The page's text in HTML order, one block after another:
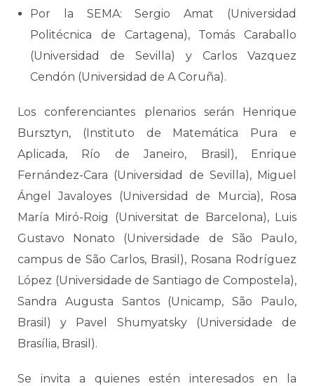
Por la SEMA: Sergio Amat (Universidad
Politécnica de Cartagena), Tomás Caraballo
(Universidad de Sevilla) y Carlos Vazquez
Cendón (Universidad de A Coruña).
Los conferenciantes plenarios serán Henrique
Bursztyn, (Instituto de Matemática Pura e
Aplicada, Río de Janeiro, Brasil), Enrique
Fernández-Cara (Universidad de Sevilla), Miguel
Ángel Javaloyes (Universidad de Murcia), Rosa
María Miró-Roig (Universitat de Barcelona), Luis
Gustavo Nonato (Universidade de São Paulo,
campus de São Carlos, Brasil), Rosana Rodríguez
López (Universidade de Santiago de Compostela),
Sandra Augusta Santos (Unicamp, São Paulo,
Brasil) y Pavel Shumyatsky (Universidade de
Brasília, Brasil).
Se invita a quienes estén interesados en la